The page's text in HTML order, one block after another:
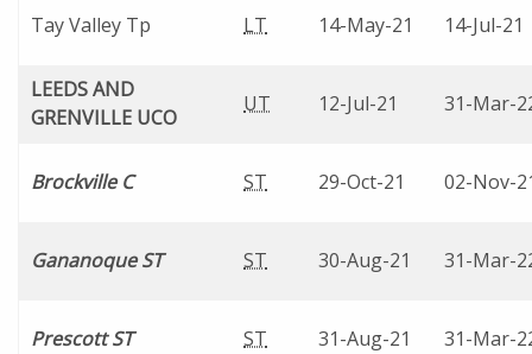
Tay Valley Tp LT 14-May-21 14-Jul-21
LEEDS AND
GRENVILLE UCO
UT 12-Jul-21 31-Mar-
Brockville C ST 29-Oct-21 02-Nov-
Gananoque ST ST 30-Aug-21 31-Mar-
Prescott ST ST 31-Aug-21 31-Mar-